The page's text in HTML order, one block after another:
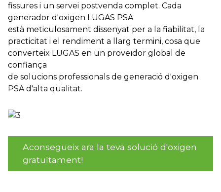
fissures i un servei postvenda complet. Cada
generador d'oxigen LUGAS PSA
està meticulosament dissenyat per a la fiabilitat, la
practicitat i el rendiment a llarg termini, cosa que
converteix LUGAS en un proveïdor global de
confiança
de solucions professionals de generació d'oxigen
PSA d'alta qualitat.
Aconsegueix ara la teva solució d'oxigen
gratuïtament!